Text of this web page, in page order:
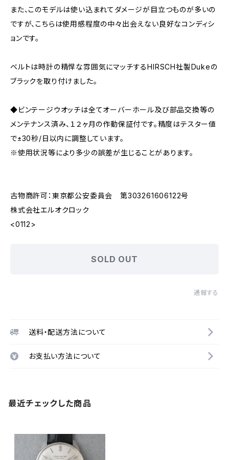
また、このモデルは使い込まれてダメージが目立つものが多いの
ですが、こちらは使用感程度の中々出会えない良好なコンディシ
ョンです。
ベルトは時計の精悍な雰囲気にマッチするHIRSCH社製Dukeの
ブラックを取り付けました。
◆ビンテージウオッチは全てオーバーホール及び部品交換等の
メンテナンス済み、１２ヶ月の作動保証付です。精度はテスター値
で±30秒/日以内に調整しています。
※使用状況等により多少の誤差が生じることがあります。
古物商許可：東京都公安委員会 第303261606122号
株式会社エルオクロック
<0112>
SOLD OUT
通報する
送料・配送方法について
お支払い方法について
最近チェックした商品